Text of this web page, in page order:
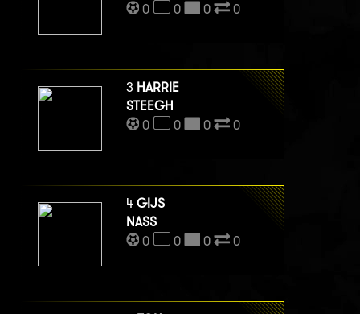
0
0 0 0
3 HARRIE
STEEGH
0
0 0 0
4 GIJS
NASS
0
0 0 0